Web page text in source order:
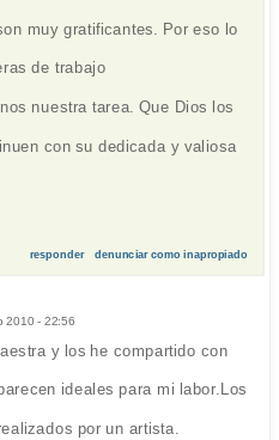
muy gratificantes. Por eso lo
de trabajo
nuestra tarea. Que Dios los
con su dedicada y valiosa
responder denunciar como inapropiado
2010 - 22:56
y los he compartido con
ideales para mi labor.Los
por un artista.